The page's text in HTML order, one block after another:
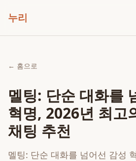
누리
← 홈으로
멜팅: 단순 대화를
혁명, 2026년 최고
채팅 추천
멜팅: 단순 대화를 넘어선 감성